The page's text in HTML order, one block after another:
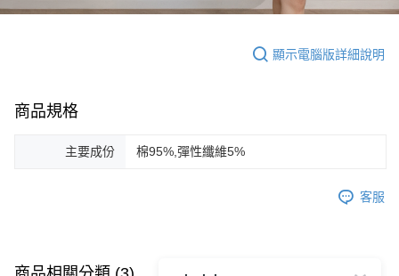
顯示電腦版詳細說明
商品規格
主要成份 棉95%,彈性纖維5%
客服
查看全部